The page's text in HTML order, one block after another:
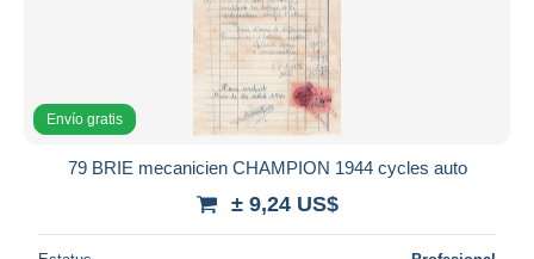
Aplicar
Envío gratis
79 BRIE mecanicien CHAMPION 1944 cycles auto
± 9,24 US$